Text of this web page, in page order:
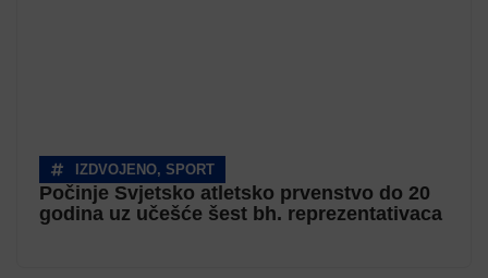
IZDVOJENO, SPORT
Počinje Svjetsko atletsko prvenstvo do 20
godina uz učešće šest bh. reprezentativaca